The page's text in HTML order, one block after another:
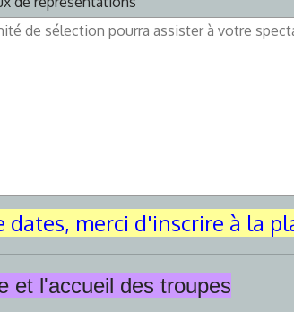
dates, merci d'inscrire à la
et l'accueil des troupes